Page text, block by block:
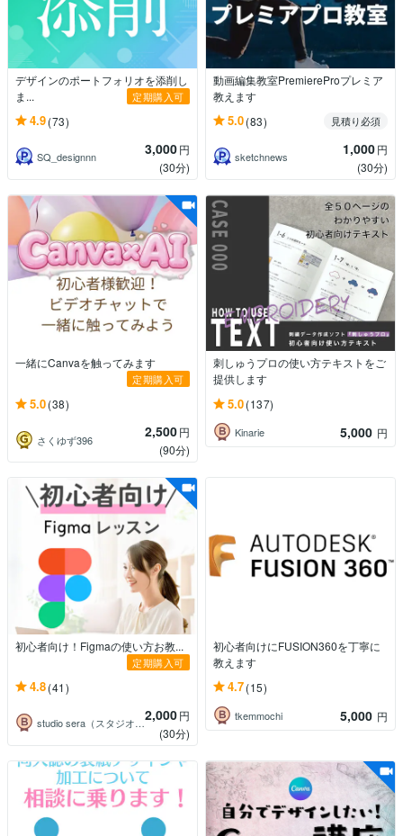
デザインのポートフォリオを添削し
ま...
定期購入可
4.9(73)
SQ_designnn 3,000円
(30分)
動画編集教室PremiereProプレミア
教えます
5.0(83) 見積り必須
sketchnews 1,000円
(30分)
一緒にCanvaを触ってみます
定期購入可
5.0(38)
さくゆず396 2,500円
(90分)
刺しゅうプロの使い方テキストをご
提供します
5.0(137)
Kinarie 5,000 円
初心者向け！Figmaの使い方お教...
定期購入可
4.8(41)
studio sera（スタジオセーラ） 2,000円
(30分)
初心者向けにFUSION360を丁寧に
教えます
4.7(15)
tkemmochi 5,000 円